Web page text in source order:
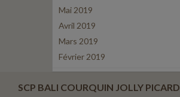
Mai 2019
Avril 2019
Mars 2019
Février 2019
SCP BALI COURQUIN JOLLY PICARD